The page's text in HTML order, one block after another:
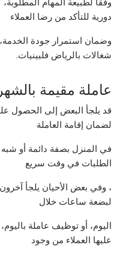
دورية للتأكد من رضا العملاء
وضمان استمرار جودة الخدمة،
شغالات بالرياض فلبينيات.
عاملة مقيمة
قد يلجأ البعض إلى الحصول
لضمان إقامة العاملة
في المنزل بصفة دائمة أو شبه
الطلبات في وقت سريع
، وفي بعض الأحيان يلجأ
لبضعة ساعات خلال
اليوم، أو توظيف عاملة
عليها العملاء من وجود